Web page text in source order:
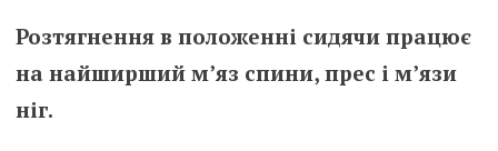
Розтягнення в положенні сидячи працює
на найширший м’яз спини, прес і м’язи
ніг.